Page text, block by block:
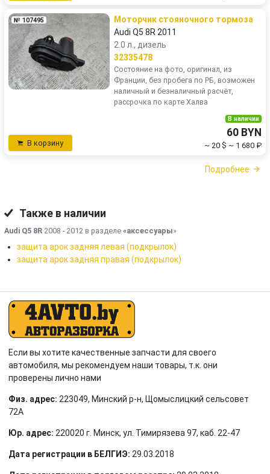
№ 107495
Моторчик стояночного тормоза
Audi Q5 8R 2011
2.0 л., дизель
32335478
Состояние на фото, оригинал, из
Франции, без пробега по РБ, возможен
наличный и безналичный расчёт,
рассрочка по карте Халва
В корзину
В наличии
60 BYN
~ 20 $ ~ 1 680 ₽
Подробнее
Также в наличии
Audi Q5 8R 2008 - 2012 в разделе «аксессуары»
защита арок задняя левая (подкрылок)
защита арок задняя правая (подкрылок)
Если вы хотите качественные запчасти для своего
автомобиля, мы рекомендуем наши товары, т.к. они
проверены лично нами
Физ. адрес: 223049, Минский р-н, Щомыслицкий сельсовет
72А
Юр. адрес: 220020 г. Минск, ул. Тимирязева 97, каб. 22-47
Дата регистрации в БЕЛГИЭ: 29.03.2018